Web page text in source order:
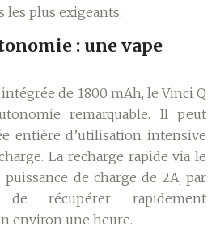
les plus exigeants.
: une vape
de 1800 mAh, le Vinci Q
remarquable. Il peut
entière d’utilisation intensive
La recharge rapide via le
de charge de 2A, par
récupérer rapidement
environ une heure.